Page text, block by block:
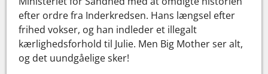
efter ordre fra Inderkredsen. Hans længsel efter
frihed vokser, og han indleder et illegalt
kærlighedsforhold til Julie. Men Big Mother ser alt,
og det uundgåelige sker!